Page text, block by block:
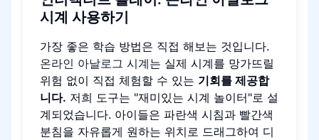
시계 사용하기
가장 좋은 학습 방법은 직접 해보는 것입니다.
온라인 아날로그 시계는 실제 시계를 망가뜨릴
위험 없이 직접 체험할 수 있는 기회를 제공합
니다. 저희 도구는 "재미있는 시계 놀이터"로 설
계되었습니다. 아이들은 파란색 시침과 빨간색
분침을 자유롭게 원하는 위치로 드래그하여 디